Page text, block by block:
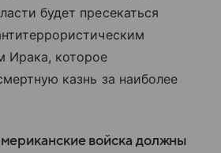
будет пресекаться
Ирака, которое
казнь за наиболее
войска должны